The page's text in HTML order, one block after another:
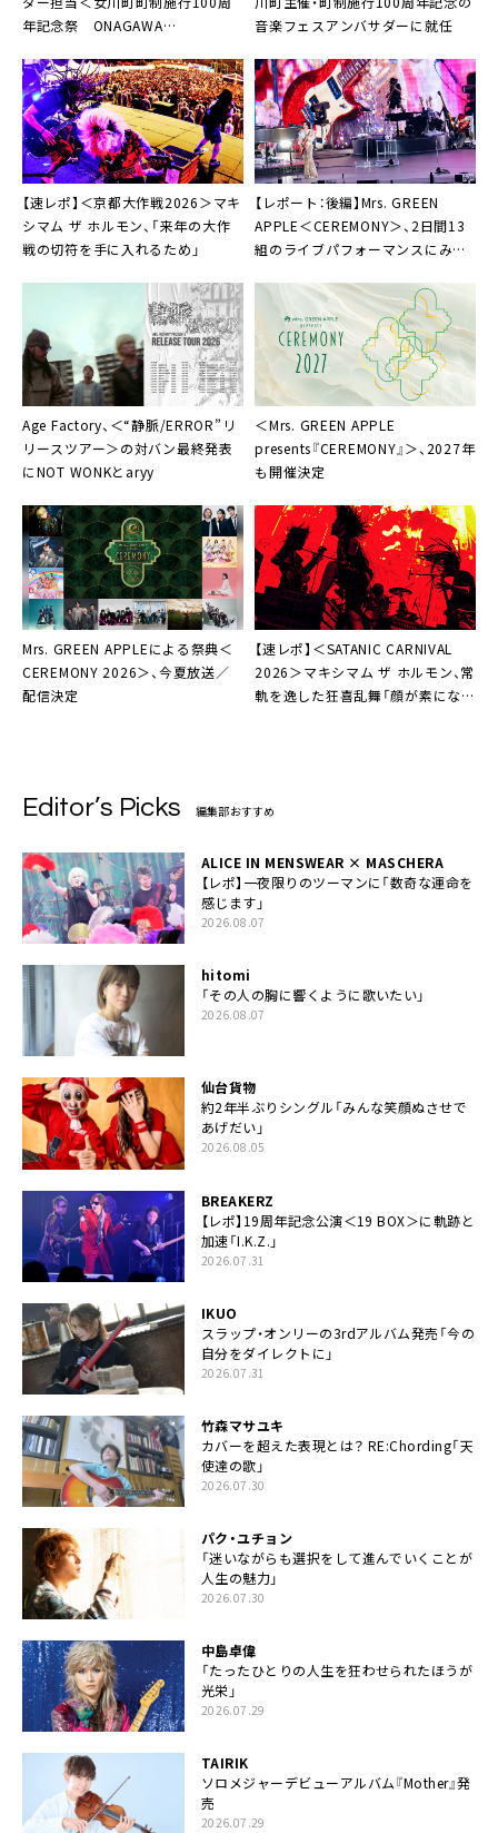
年記念祭 ONAGAWA
表
音楽フェスアンバサダーに就任
【速レポ】＜京都大作戦2026＞マキ
シマム ザ ホルモン、「来年の大作
戦の切符を手に入れるため」
【レポート：後編】Mrs. GREEN
APPLE＜CEREMONY＞、2日間13
組のライブパフォーマンスにみた
Age Factory、＜“静脈/ERROR”リ
リースツアー＞の対バン最終発表
にNOT WONKとaryy
＜Mrs. GREEN APPLE
presents『CEREMONY』＞、2027年
も開催決定
Mrs. GREEN APPLEによる祭典＜
CEREMONY 2026＞、今夏放送／
配信決定
【速レポ】＜SATANIC CARNIVAL
2026＞マキシマム ザ ホルモン、常
軌を逸した狂喜乱舞「顔が素になる
Editor’s Picks 編集部おすすめ
ALICE IN MENSWEAR × MASCHERA
【レポ】一夜限りのツーマンに「数奇な運命を
感じます」
2026.08.07
hitomi
「その人の胸に響くように歌いたい」
2026.08.07
仙台貨物
約2年半ぶりシングル「みんな笑顔ぬさせで
あげだい」
2026.08.05
BREAKERZ
【レポ】19周年記念公演＜19 BOX＞に軌跡と
加速「I.K.Z.」
2026.07.31
IKUO
スラップ・オンリーの3rdアルバム発売「今の
自分をダイレクトに」
2026.07.31
竹森マサユキ
カバーを超えた表現とは？ RE:Chording「天
使達の歌」
2026.07.30
パク・ユチョン
「迷いながらも選択をして進んでいくことが
人生の魅力」
2026.07.30
中島卓偉
「たったひとりの人生を狂わせられたほうが
光栄」
2026.07.29
TAIRIK
ソロメジャーデビューアルバム『Mother』発
売
2026.07.29